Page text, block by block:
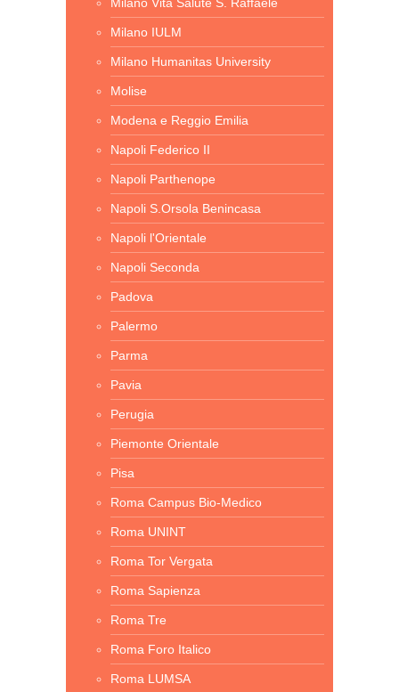
Milano IULM
Milano Humanitas University
Molise
Modena e Reggio Emilia
Napoli Federico II
Napoli Parthenope
Napoli S.Orsola Benincasa
Napoli l'Orientale
Napoli Seconda
Padova
Palermo
Parma
Pavia
Perugia
Piemonte Orientale
Pisa
Roma Campus Bio-Medico
Roma UNINT
Roma Tor Vergata
Roma Sapienza
Roma Tre
Roma Foro Italico
Roma LUMSA